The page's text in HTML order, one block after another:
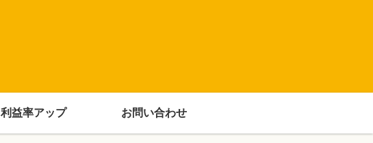
利益率アップ お問い合わせ